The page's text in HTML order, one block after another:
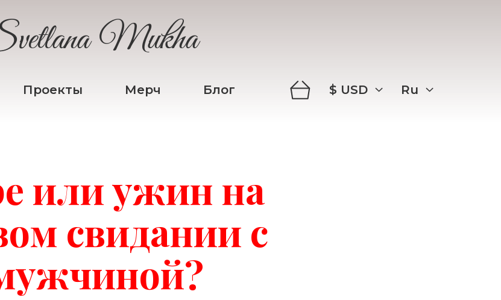
Mukha
Проекты Мерч Блог $ USD Ru
или ужин на
свидании с